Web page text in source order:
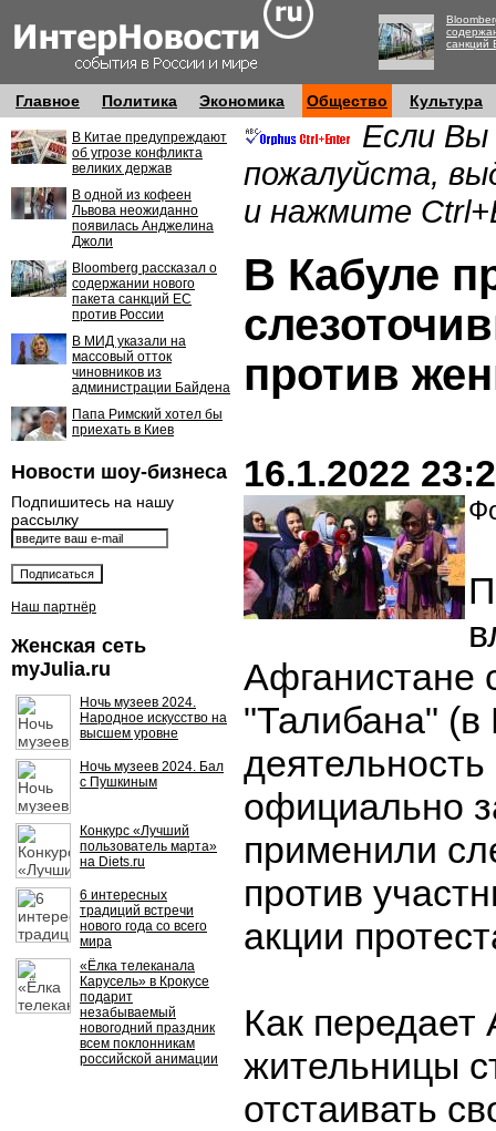
санкций
Главное Политика Экономика Общество Культура
В Китае предупреждают
об угрозе конфликта
великих держав
В одной из кофеен
Львова неожиданно
появилась Анджелина
Джоли
Bloomberg рассказал о
содержании нового
пакета санкций ЕС
против России
В МИД указали на
массовый отток
чиновников из
администрации Байдена
Папа Римский хотел бы
приехать в Киев
Новости шоу-бизнеса
Подпишитесь на нашу
рассылку
Наш партнёр
Женская сеть
myJulia.ru
Ночь музеев 2024.
Народное искусство на
высшем уровне
Ночь музеев 2024. Бал
с Пушкиным
Конкурс «Лучший
пользователь марта»
на Diets.ru
6 интересных
традиций встречи
нового года со всего
мира
«Ёлка телеканала
Карусель» в Крокусе
подарит
незабываемый
новогодний праздник
всем поклонникам
российской анимации
Если Вы
пожалуйста,
и нажмите
В Кабуле
против
16.1.2022
Афганистане
"Талибана" (в
официально
применили
против
акции
Как передает
жительницы
отстаивать